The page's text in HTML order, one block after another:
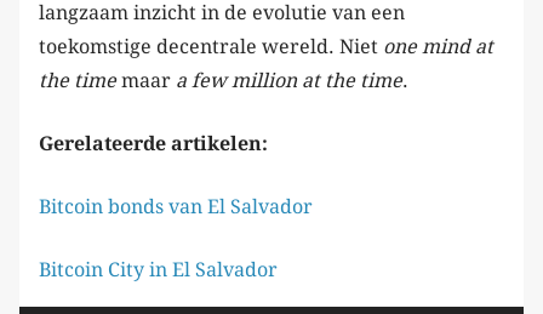
langzaam inzicht in de evolutie van een
toekomstige decentrale wereld. Niet one mind at
the timemaar a few million at the time.
Gerelateerde artikelen:
Bitcoin bonds van El Salvador
Bitcoin City in El Salvador